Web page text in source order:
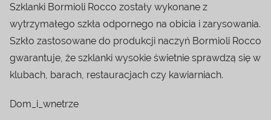
Szklanki Bormioli Rocco zostały wykonane z
wytrzymałego szkła odpornego na obicia i zarysowania.
Szkło zastosowane do produkcji naczyń Bormioli Rocco
gwarantuje, że szklanki wysokie świetnie sprawdzą się w
klubach, barach, restauracjach czy kawiarniach.
Dom_i_wnetrze